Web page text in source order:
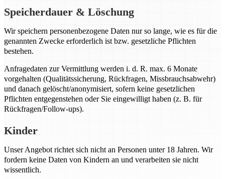
Speicherdauer & Löschung
Wir speichern personenbezogene Daten nur so lange, wie es für die
genannten Zwecke erforderlich ist bzw. gesetzliche Pflichten
bestehen.
Anfragedaten zur Vermittlung werden i. d. R. max. 6 Monate
vorgehalten (Qualitätssicherung, Rückfragen, Missbrauchsabwehr)
und danach gelöscht/anonymisiert, sofern keine gesetzlichen
Pflichten entgegenstehen oder Sie eingewilligt haben (z. B. für
Rückfragen/Follow-ups).
Kinder
Unser Angebot richtet sich nicht an Personen unter 18 Jahren. Wir
fordern keine Daten von Kindern an und verarbeiten sie nicht
wissentlich.